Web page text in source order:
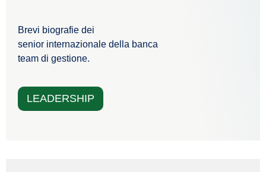
Brevi biografie dei
senior internazionale della banca
team di gestione.
LEADERSHIP